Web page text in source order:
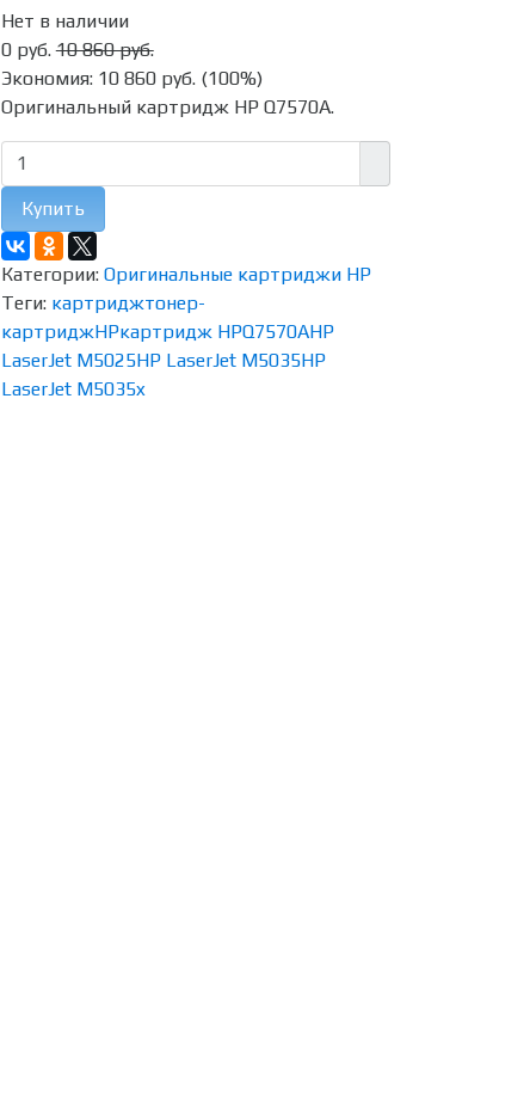
Нет в наличии
0 руб. 10 860 руб.
Экономия: 10 860 руб.(100%)
Оригинальный картридж HP Q7570A.
Купить
Категории: Оригинальные картриджи HP
Теги: картриджтонер-
картриджHPкартридж HPQ7570AHP
LaserJet M5025HP LaserJet M5035HP
LaserJet M5035x